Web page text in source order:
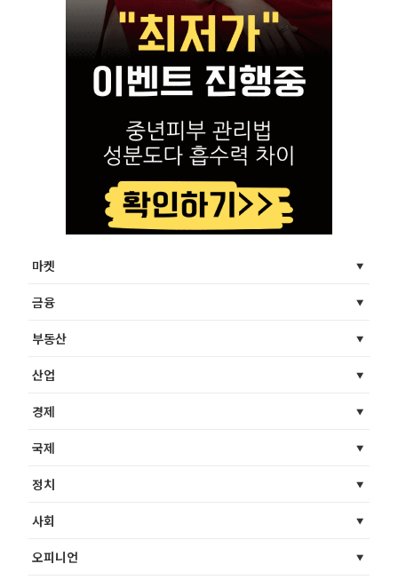
마켓
금융
부동산
산업
경제
국제
정치
사회
오피니언